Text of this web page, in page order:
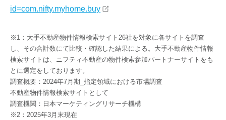
id=com.nifty.myhome.buy
※1：大手不動産物件情報検索サイト26社を対象に各サイトを調査
し、その合計数にて比較・確認した結果による。大手不動産物件情報
検索サイトは、ニフティ不動産の物件検索参加パートナーサイトをも
とに選定をしております。
調査概要：2024年7月期_指定領域における市場調査
不動産物件情報検索サイトとして
調査機関：日本マーケティングリサーチ機構
※2：2025年3月末現在